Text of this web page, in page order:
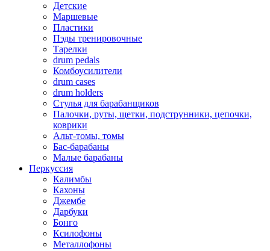
Детские
Маршевые
Пластики
Пэды тренировочные
Тарелки
drum pedals
Комбоусилители
drum cases
drum holders
Стулья для барабанщиков
Палочки, руты, щетки, подструнники, цепочки,
коврики
Альт-томы, томы
Бас-барабаны
Малые барабаны
Перкуссия
Калимбы
Кахоны
Джембе
Дарбуки
Бонго
Ксилофоны
Металлофоны